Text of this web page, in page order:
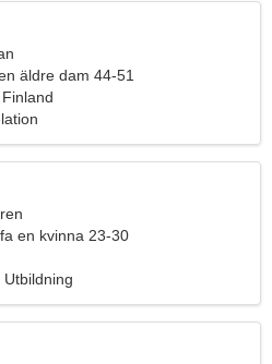
äldre dam 44-51
en kvinna 23-30